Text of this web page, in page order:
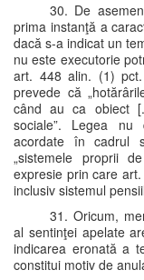
30. De
prima instanţă a
dacă s-a indicat un
nu este executorie
art. 448 alin. (1)
prevede că
când au ca obiect
sociale”. Legea
acordate în cadrul
„sistemele proprii
expresie prin care
inclusiv sistemul
31. Oricum,
al sentinţei apelate
indicarea eronată a
constitui motiv de